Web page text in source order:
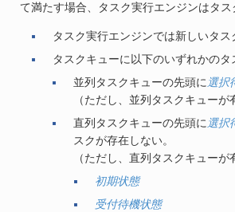
て満たす場合、タスク実行エンジンはタ
タスク実行エンジンでは新しいタ
タスクキューに以下のいずれかの
並列タスクキューの先頭に 選択
（ただし、並列タスクキュー
直列タスクキューの先頭に 選択
スクが存在しない。
（ただし、直列タスクキュー
初期状態
受付待機状態